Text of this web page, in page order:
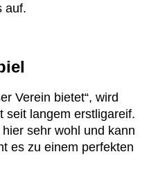
auf.
Verein bietet“, wird
seit langem erstligareif.
sehr wohl und kann
es zu einem perfekten